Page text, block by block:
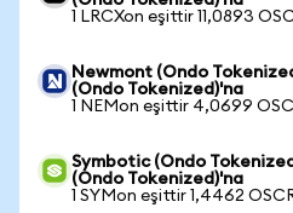
1 LRCXon eşittir 11,0893
Newmont (Ondo
(Ondo Tokenized)'na
1 NEMon eşittir 4,0699
Symbotic (Ondo
(Ondo Tokenized)'na
1 SYMon eşittir 1,4462